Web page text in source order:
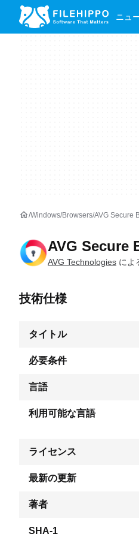
ニュ
Windows Browsers AVG Secure
AVG Secure
AVG Technologies によ
技術仕様
タイトル
必要条件
言語
利用可能な言語
ライセンス
最新の更新
著者
SHA-1